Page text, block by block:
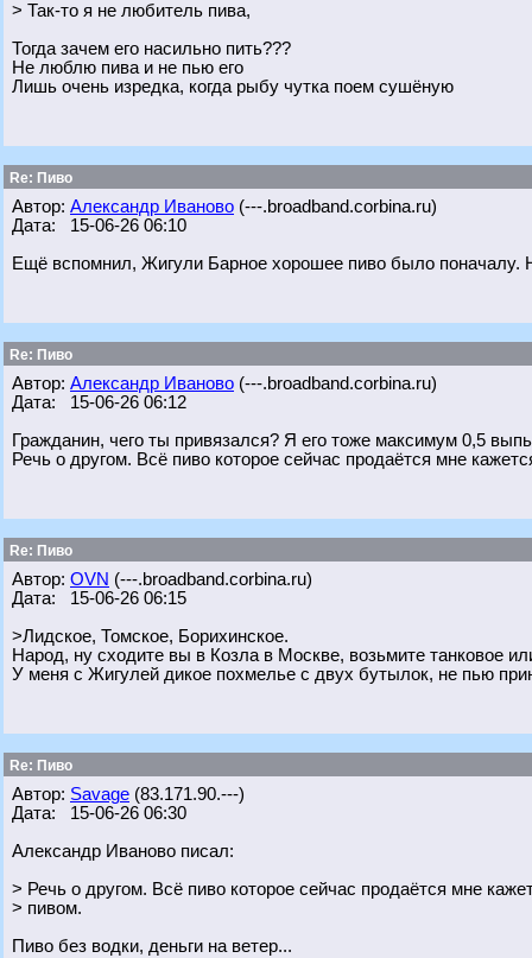
> Так-то я не любитель пива,
Тогда зачем его насильно пить???
Не люблю пива и не пью его
Лишь очень изредка, когда рыбу чутка поем сушёную
Re: Пиво
Автор: Александр Иваново (---.broadband.corbina.ru)
Дата: 15-06-26 06:10
Ещё вспомнил, Жигули Барное хорошее пиво было поначалу.
Re: Пиво
Автор: Александр Иваново (---.broadband.corbina.ru)
Дата: 15-06-26 06:12
Гражданин, чего ты привязался? Я его тоже максимум 0,5
Речь о другом. Всё пиво которое сейчас продаётся мне
Re: Пиво
Автор: OVN (---.broadband.corbina.ru)
Дата: 15-06-26 06:15
>Лидское, Томское, Борихинское.
Народ, ну сходите вы в Козла в Москве, возьмите танковое
У меня с Жигулей дикое похмелье с двух бутылок, не пью
Re: Пиво
Автор: Savage (83.171.90.---)
Дата: 15-06-26 06:30
Александр Иваново писал:
> Речь о другом. Всё пиво которое сейчас продаётся мне
> пивом.
Пиво без водки, деньги на ветер...